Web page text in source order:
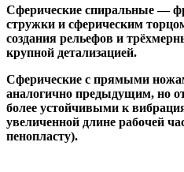
Сферические спиральные—
стружки и сферическим
создания рельефов и
крупной детализацией.
Сферические с прямыми
аналогично предыдущим, но
более устойчивыми к
увеличенной длине рабочей
пенопласту).